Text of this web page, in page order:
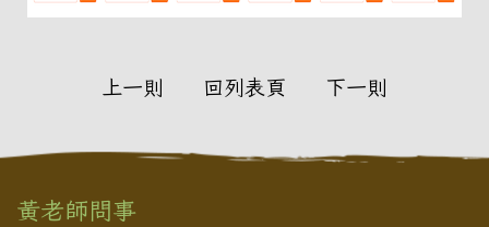
上一則 回列表頁 下一則
黃老師問事